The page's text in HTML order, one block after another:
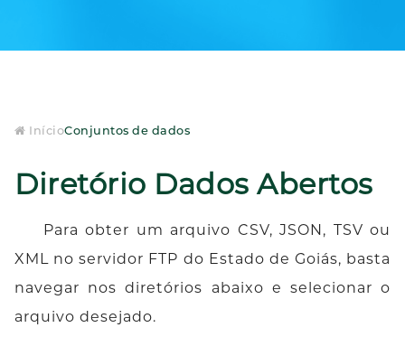
InícioConjuntos de dados
Diretório Dados Abertos
Para obter um arquivo CSV, JSON, TSV ou
XML no servidor FTP do Estado de Goiás, basta
navegar nos diretórios abaixo e selecionar o
arquivo desejado.